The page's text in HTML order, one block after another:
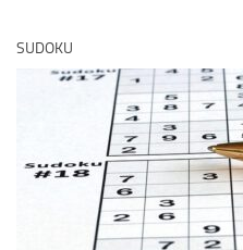
SUDOKU